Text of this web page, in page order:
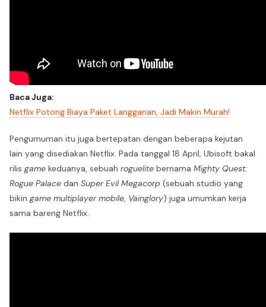
Baca Juga:
Netflix Potong Biaya Paket Langganan, Jadi Makin Murah!
Pengumuman itu juga bertepatan dengan beberapa kejutan
lain yang disediakan Netflix. Pada tanggal 18 April, Ubisoft bakal
rilis game keduanya, sebuah roguelite bernama Mighty Quest:
Rogue Palace dan Super Evil Megacorp (sebuah studio yang
bikin game multiplayer mobile, Vainglory) juga umumkan kerja
sama bareng Netflix.